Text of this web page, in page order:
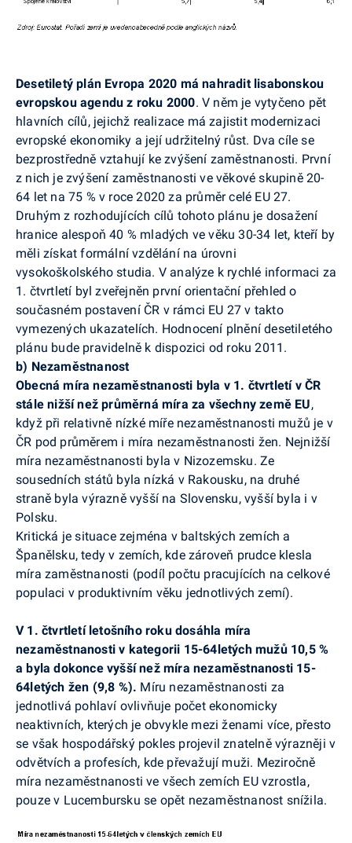
Desetiletý plán Evropa 2020 má nahradit lisabonskou
evropskou agendu z roku 2000. V něm je vytyčeno pět
hlavních cílů, jejichž realizace má zajistit modernizaci
evropské ekonomiky a její udržitelný růst. Dva cíle se
bezprostředně vztahují ke zvýšení zaměstnanosti. První
z nich je zvýšení zaměstnanosti ve věkové skupině 20-
64 let na 75 % v roce 2020 za průměr celé EU 27.
Druhým z rozhodujících cílů tohoto plánu je dosažení
hranice alespoň 40 % mladých ve věku 30-34 let, kteří by
měli získat formální vzdělání na úrovni
vysokoškolského studia. V analýze k rychlé informaci za
1. čtvrtletí byl zveřejněn první orientační přehled o
současném postavení ČR v rámci EU 27 v takto
vymezených ukazatelích. Hodnocení plnění desetiletého
plánu bude pravidelně k dispozici od roku 2011.
b) Nezaměstnanost
Obecná míra nezaměstnanosti byla v 1. čtvrtletí v ČR
stále nižší než průměrná míra za všechny země EU,
když při relativně nízké míře nezaměstnanosti mužů je v
ČR pod průměrem i míra nezaměstnanosti žen. Nejnižší
míra nezaměstnanosti byla v Nizozemsku. Ze
sousedních států byla nízká v Rakousku, na druhé
straně byla výrazně vyšší na Slovensku, vyšší byla i v
Polsku.
Kritická je situace zejména v baltských zemích a
Španělsku, tedy v zemích, kde zároveň prudce klesla
míra zaměstnanosti (podíl počtu pracujících na celkové
populaci v produktivním věku jednotlivých zemí).
V 1. čtvrtletí letošního roku dosáhla míra
nezaměstnanosti v kategorii 15-64letých mužů 10,5 %
a byla dokonce vyšší než míra nezaměstnanosti 15-
64letých žen (9,8 %). Míru nezaměstnanosti za
jednotlivá pohlaví ovlivňuje počet ekonomicky
neaktivních, kterých je obvykle mezi ženami více, přesto
se však hospodářský pokles projevil znatelně výrazněji v
odvětvích a profesích, kde převažují muži. Meziročně
míra nezaměstnanosti ve všech zemích EU vzrostla,
pouze v Lucembursku se opět nezaměstnanost snížila.